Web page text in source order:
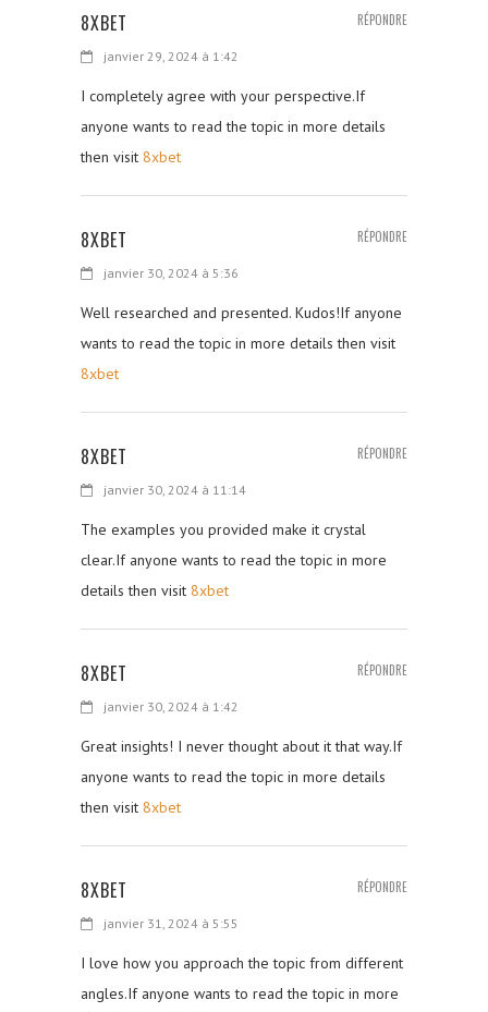
8XBET
janvier 29, 2024 à 1:42
I completely agree with your perspective.If
anyone wants to read the topic in more details
then visit 8xbet
RÉPONDRE
8XBET
janvier 30, 2024 à 5:36
Well researched and presented. Kudos!If anyone
wants to read the topic in more details then visit
8xbet
RÉPONDRE
8XBET
janvier 30, 2024 à 11:14
The examples you provided make it crystal
clear.If anyone wants to read the topic in more
details then visit 8xbet
RÉPONDRE
8XBET
janvier 30, 2024 à 1:42
Great insights! I never thought about it that way.If
anyone wants to read the topic in more details
then visit 8xbet
RÉPONDRE
8XBET
janvier 31, 2024 à 5:55
I love how you approach the topic from different
angles.If anyone wants to read the topic in more
RÉPONDRE